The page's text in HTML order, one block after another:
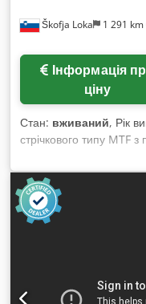
Škofja Loka 1 291 km
ціну
Стан: вживаний, Рік
стрічкового типу MTF
Tvtox Akija Довжина:
Потрійний сепаратор з
висота.